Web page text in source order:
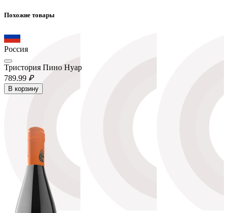
Похожие товары
Россия
Тристория Пино Нуар
789.99 ₽
В корзину